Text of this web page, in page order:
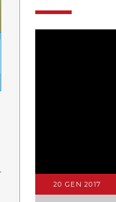
20 GEN 2017